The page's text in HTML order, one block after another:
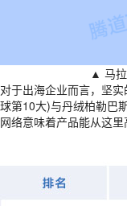
▲ 马
对于出海企业而言，坚
球第10大)与丹绒柏勒巴
网络意味着产品能从这里